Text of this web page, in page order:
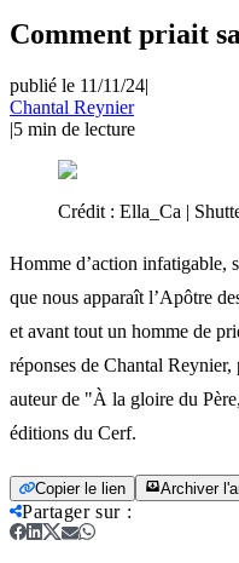
Comment priait
publié le 11/11/24|
Chantal Reynier
|5 min de lecture
Crédit : Ella_Ca |
Homme d’action infatigable,
que nous apparaît l’Apôtre
et avant tout un homme de
réponses de Chantal Reynier,
auteur de "À la gloire du
éditions du Cerf.
Copier le lien Archiver
Partager sur: